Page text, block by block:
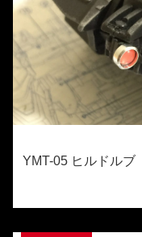
YMT-05 ヒルドル